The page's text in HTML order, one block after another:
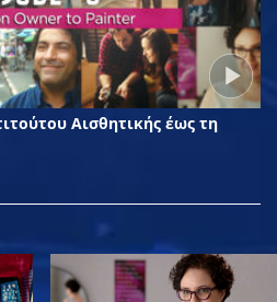
Αισθητικής έως τη